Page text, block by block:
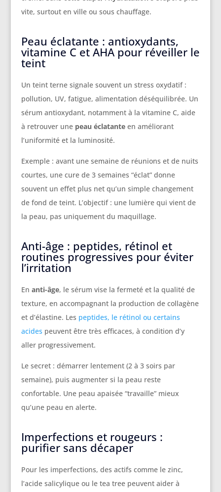
vite, surtout en ville ou sous chauffage.
Peau éclatante : antioxydants,
vitamine C et AHA pour réveiller le
teint
Un teint terne signale souvent un stress oxydatif :
pollution, UV, fatigue, alimentation déséquilibrée. Un
sérum antioxydant, notamment à la vitamine C, aide
à retrouver une peau éclatanteen améliorant
l’uniformité et la luminosité.
Exemple : avant une semaine de réunions et de nuits
courtes, une cure de 3 semaines “éclat” donne
souvent un effet plus net qu’un simple changement
de fond de teint. L’objectif : une lumière qui vient de
la peau, pas uniquement du maquillage.
Anti-âge : peptides, rétinol et
routines progressives pour éviter
l’irritation
En anti-âge, le sérum vise la fermeté et la qualité de
texture, en accompagnant la production de collagène
et d’élastine. Les peptides, le rétinol ou certains
acides peuvent être très efficaces, à condition d’y
aller progressivement.
Le secret : démarrer lentement (2 à 3 soirs par
semaine), puis augmenter si la peau reste
confortable. Une peau apaisée “travaille” mieux
qu’une peau en alerte.
Imperfections et rougeurs :
purifier sans décaper
Pour les imperfections, des actifs comme le zinc,
l’acide salicylique ou le tea tree peuvent aider à